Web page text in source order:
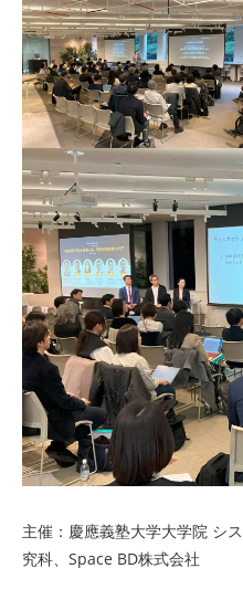
主催：慶應義塾大学大学院 シ
究科、Space BD株式会社